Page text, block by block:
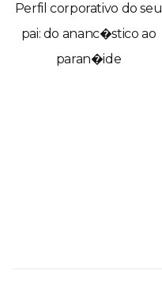
Perfil corporativo do seu
pai: do ananc�stico ao
paran�ide